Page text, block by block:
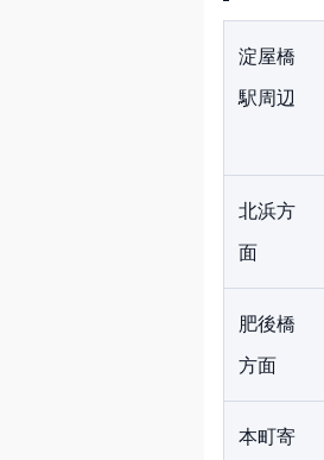
淀屋橋
駅周辺
北浜方
面
肥後橋
方面
本町寄